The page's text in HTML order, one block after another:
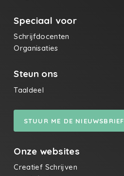
Speciaal voor
Schrijfdocenten
Organisaties
Steun ons
Taaldeel
STUUR ME DE NIEUWSBRIEF
Onze websites
Creatief Schrijven